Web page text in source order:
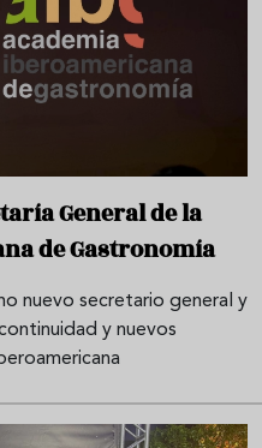
General de la
de Gastronomía
nuevo secretario general y
y nuevos